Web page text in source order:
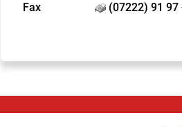
Fax
(07222) 91 97